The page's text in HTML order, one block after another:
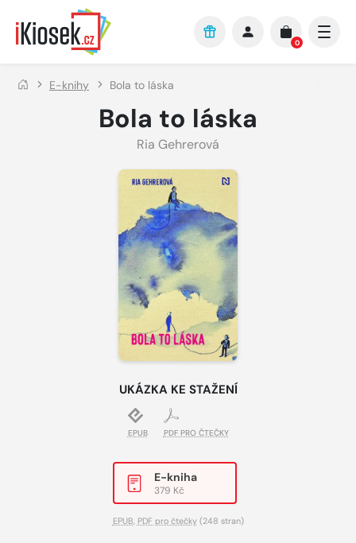
Přejít na hlavní obsah
0
E-knihy Bola to láska
Bola to láska
Ria Gehrerová
UKÁZKA KE STAŽENÍ
EPUB PDF PRO ČTEČKY
E-kniha
379 Kč
EPUB, PDF pro čtečky(248 stran)